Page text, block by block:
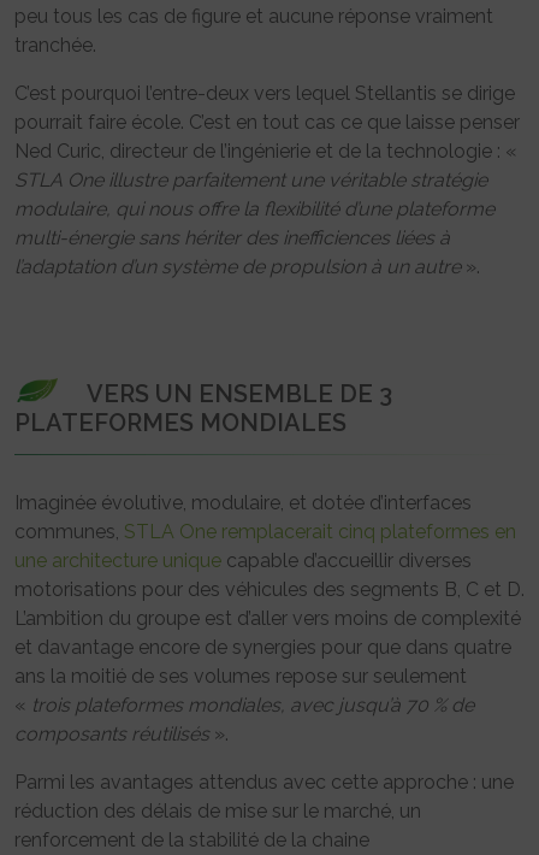
peu tous les cas de figure et aucune réponse vraiment
tranchée.
C’est pourquoi l’entre-deux vers lequel Stellantis se dirige
pourrait faire école. C’est en tout cas ce que laisse penser
Ned Curic, directeur de l’ingénierie et de la technologie : «
STLA One illustre parfaitement une véritable stratégie
modulaire, qui nous offre la flexibilité d’une plateforme
multi-énergie sans hériter des inefficiences liées à
l’adaptation d’un système de propulsion à un autre».
VERS UN ENSEMBLE DE 3
PLATEFORMES MONDIALES
Imaginée évolutive, modulaire, et dotée d’interfaces
communes, STLA One remplacerait cinq plateformes en
une architecture unique capable d’accueillir diverses
motorisations pour des véhicules des segments B, C et D.
L’ambition du groupe est d’aller vers moins de complexité
et davantage encore de synergies pour que dans quatre
ans la moitié de ses volumes repose sur seulement
« trois plateformes mondiales, avec jusqu’à 70 % de
composants réutilisés».
Parmi les avantages attendus avec cette approche : une
réduction des délais de mise sur le marché, un
renforcement de la stabilité de la chaine